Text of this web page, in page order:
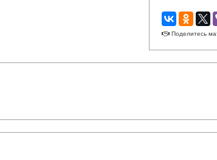
Поделитесь